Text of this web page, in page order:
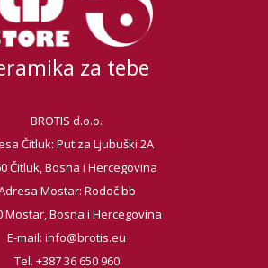
za tebe
BROTIS d.o.o.
Čitluk: Put za Ljubuški 2A
Čitluk, Bosna i Hercegovina
Mostar: Rodoč bb
Mostar, Bosna i Hercegovina
E-mail: info@brotis.eu
Tel. +387 36 650 960